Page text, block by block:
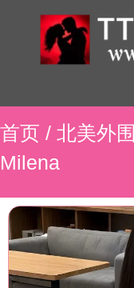
首页 / 北美外围
Milena